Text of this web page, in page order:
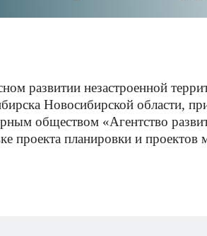
развитии незастроенной
Новосибирской области,
обществом «Агентство
проекта планировки и проектов